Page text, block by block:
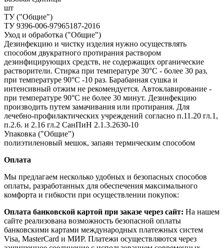
шт
ТУ ("Общие")
ТУ 9396-006-97965187-2016
Уход и обработка ("Общие")
Дезинфекцию и чистку изделия нужно осуществлять
способом двукратного протирания раствором
дезинфицирующих средств, не содержащих органические
растворители. Стирка при температуре 30°С - более 30 раз,
при температуре 90°С -10 раз. Барабанная сушка и
интенсивный отжим не рекомендуется. Автоклавирование -
при температуре 90°С не более 30 минут. Дезинфекцию
производить путем замачивания или протирания. Для
лечебно-профилактических учреждений согласно п.11.20 гл.1,
п.2.6. и 2.16 гл.2 СанПиН 2.1.3.2630-10
Упаковка ("Общие")
полиэтиленовый мешок, запаян термическим способом
Оплата
Мы предлагаем несколько удобных и безопасных способов
оплаты, разработанных для обеспечения максимального
комфорта и гибкости при осуществлении покупок:
Оплата банковской картой при заказе через сайт: На нашем
сайте реализована возможность безопасной оплаты
банковскими картами международных платежных систем
Visa, MasterCard и МИР. Платежи осуществляются через